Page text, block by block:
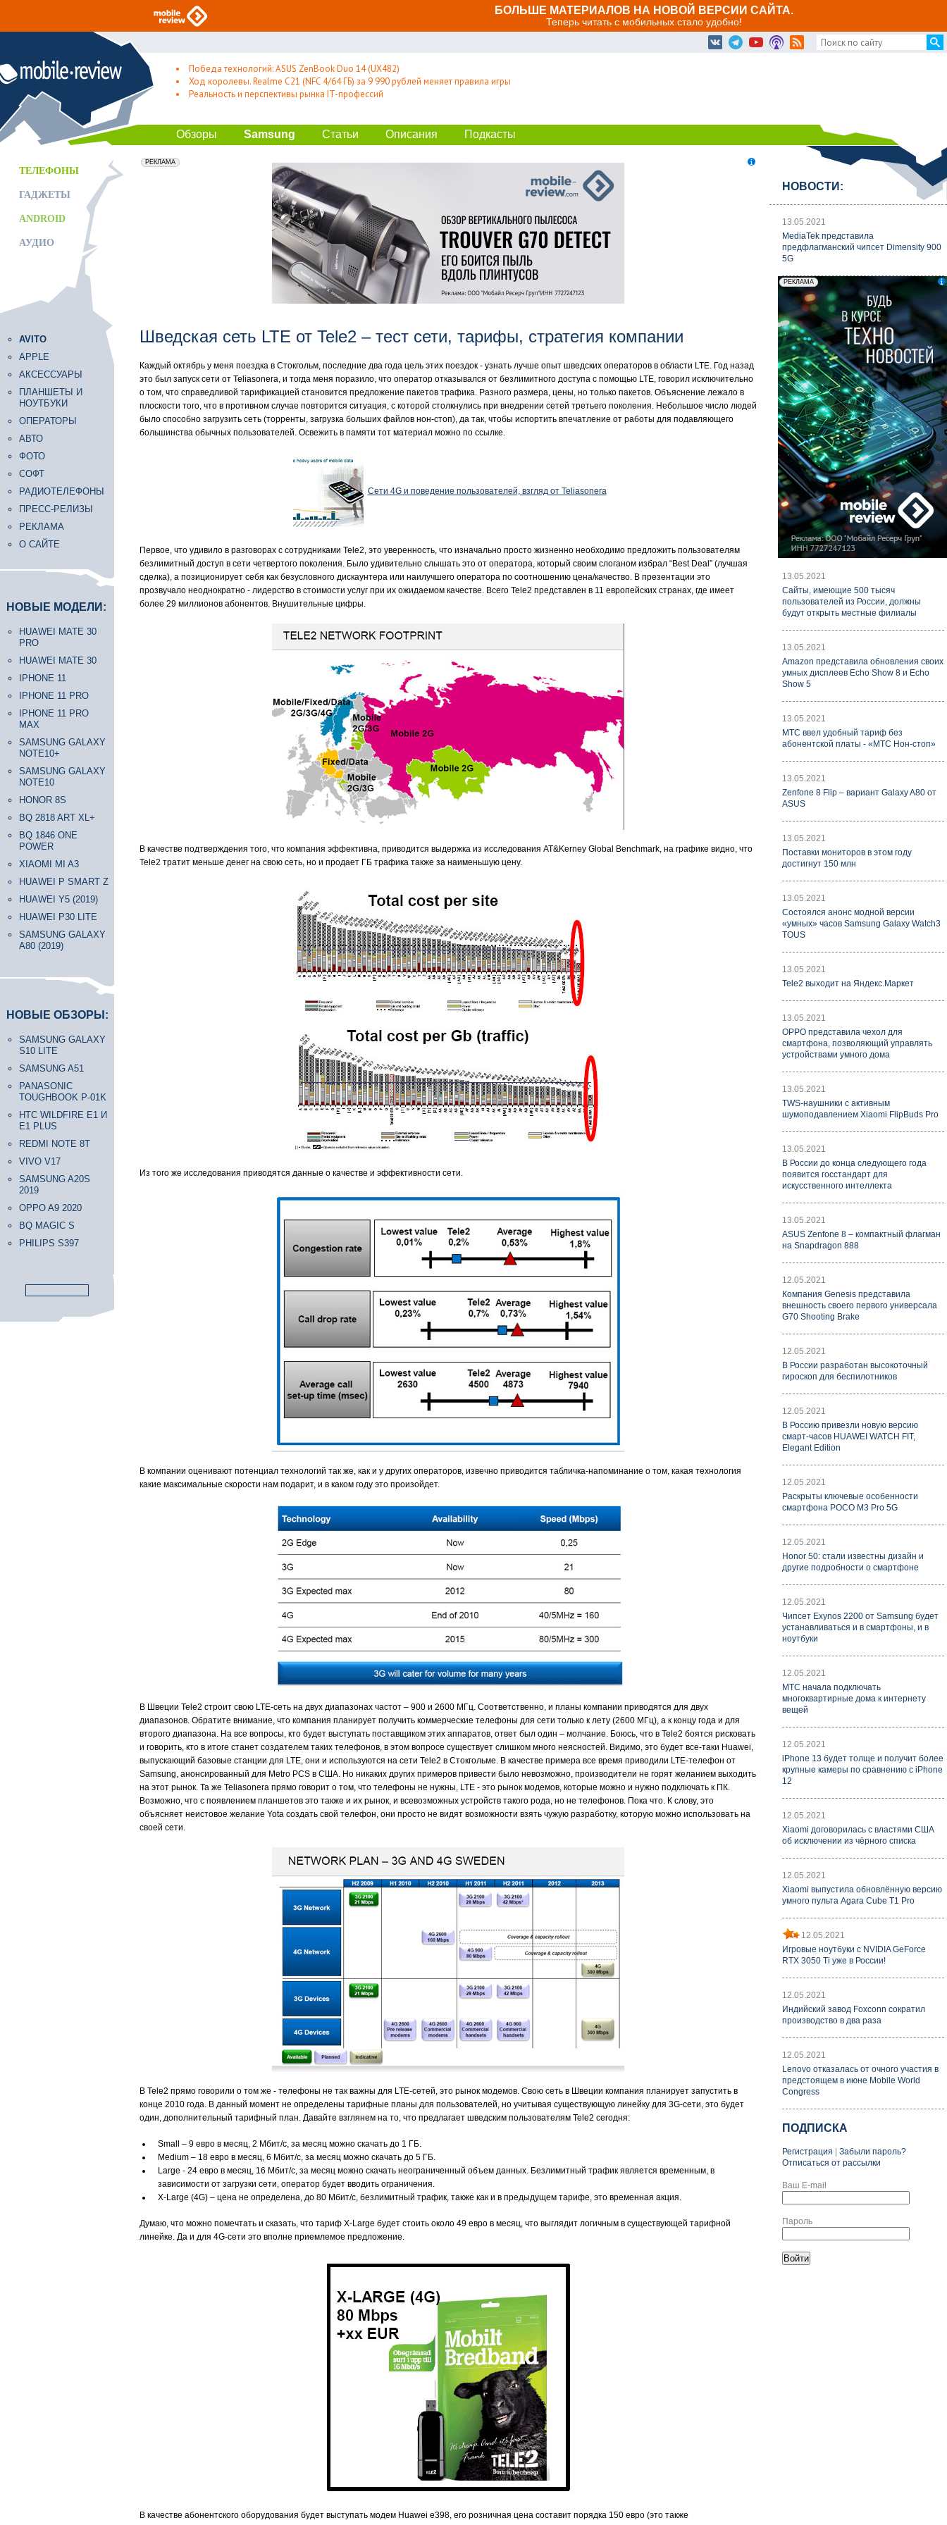
БОЛЬШЕ МАТЕРИАЛОВ НА НОВОЙ ВЕРСИИ САЙТА.
Теперь читать с мобильных стало удобно!
Победа технологий: ASUS ZenBook Duo 14 (UX482)
Ход королевы. Realme C21 (NFC 4/64 ГБ) за 9 990 рублей меняет правила игры
Реальность и перспективы рынка IT-профессий
Обзоры Samsung Статьи Описания Подкасты
ТЕЛЕФОНЫ
ГАДЖЕТЫ
ANDROID
АУДИО
AVITO
APPLE
АКСЕССУАРЫ
ПЛАНШЕТЫ И
НОУТБУКИ
ОПЕРАТОРЫ
АВТО
ФОТО
СОФТ
РАДИОТЕЛЕФОНЫ
ПРЕСС-РЕЛИЗЫ
РЕКЛАМА
О САЙТЕ
НОВЫЕ МОДЕЛИ:
HUAWEI MATE 30
PRO
HUAWEI MATE 30
IPHONE 11
IPHONE 11 PRO
IPHONE 11 PRO
MAX
SAMSUNG GALAXY
NOTE10+
SAMSUNG GALAXY
NOTE10
HONOR 8S
BQ 2818 ART XL+
BQ 1846 ONE
POWER
XIAOMI MI A3
HUAWEI P SMART Z
HUAWEI Y5 (2019)
HUAWEI P30 LITE
SAMSUNG GALAXY
A80 (2019)
НОВЫЕ ОБЗОРЫ:
SAMSUNG GALAXY
S10 LITE
SAMSUNG A51
PANASONIC
TOUGHBOOK P-01K
HTC WILDFIRE E1 И
E1 PLUS
REDMI NOTE 8T
VIVO V17
SAMSUNG A20S
2019
OPPO A9 2020
BQ MAGIC S
PHILIPS S397
erid: 2VfnxxmNzs5
РЕКЛАМА
Шведская сеть LTE от Tele2 – тест сети, тарифы, стратегия компании
Каждый октябрь у меня поездка в Стокгольм, последние два года цель этих поездок - узнать лучше опыт шведских операторов в области LTE. Год назад
это был запуск сети от Teliasonera, и тогда меня поразило, что оператор отказывался от безлимитного доступа с помощью LTE, говорил исключительно
о том, что справедливой тарификацией становится предложение пакетов трафика. Разного размера, цены, но только пакетов. Объяснение лежало в
плоскости того, что в противном случае повторится ситуация, с которой столкнулись при внедрении сетей третьего поколения. Небольшое число людей
было способно загрузить сеть (торренты, загрузка больших файлов нон-стоп), да так, чтобы испортить впечатление от работы для подавляющего
большинства обычных пользователей. Освежить в памяти тот материал можно по ссылке.
Сети 4G и поведение пользователей, взгляд от Teliasonera
Первое, что удивило в разговорах с сотрудниками Tele2, это уверенность, что изначально просто жизненно необходимо предложить пользователям
безлимитный доступ в сети четвертого поколения. Было удивительно слышать это от оператора, который своим слоганом избрал “Best Deal” (лучшая
сделка), а позиционирует себя как безусловного дискаунтера или наилучшего оператора по соотношению цена/качество. В презентации это
прозвучало неоднократно - лидерство в стоимости услуг при их ожидаемом качестве. Всего Tele2 представлен в 11 европейских странах, где имеет
более 29 миллионов абонентов. Внушительные цифры.
В качестве подтверждения того, что компания эффективна, приводится выдержка из исследования AT&Kerney Global Benchmark, на графике видно, что
Tele2 тратит меньше денег на свою сеть, но и продает ГБ трафика также за наименьшую цену.
Из того же исследования приводятся данные о качестве и эффективности сети.
В компании оценивают потенциал технологий так же, как и у других операторов, извечно приводится табличка-напоминание о том, какая технология
какие максимальные скорости нам подарит, и в каком году это произойдет.
В Швеции Tele2 строит свою LTE-сеть на двух диапазонах частот – 900 и 2600 МГц. Соответственно, и планы компании приводятся для двух
диапазонов. Обратите внимание, что компания планирует получить коммерческие телефоны для сети только к лету (2600 МГц), а к концу года и для
второго диапазона. На все вопросы, кто будет выступать поставщиком этих аппаратов, ответ был один – молчание. Боюсь, что в Tele2 боятся рисковать
и говорить, кто в итоге станет создателем таких телефонов, в этом вопросе существует слишком много неясностей. Видимо, это будет все-таки Huawei,
выпускающий базовые станции для LTE, они и используются на сети Tele2 в Стокгольме. В качестве примера все время приводили LTE-телефон от
Samsung, анонсированный для Metro PCS в США. Но никаких других примеров привести было невозможно, производители не горят желанием выходить
на этот рынок. Та же Teliasonera прямо говорит о том, что телефоны не нужны, LTE - это рынок модемов, которые можно и нужно подключать к ПК.
Возможно, что с появлением планшетов это также и их рынок, и всевозможных устройств такого рода, но не телефонов. Пока что. К слову, это
объясняет неистовое желание Yota создать свой телефон, они просто не видят возможности взять чужую разработку, которую можно использовать на
своей сети.
В Tele2 прямо говорили о том же - телефоны не так важны для LTE-сетей, это рынок модемов. Свою сеть в Швеции компания планирует запустить в
конце 2010 года. В данный момент не определены тарифные планы для пользователей, но учитывая существующую линейку для 3G-сети, это будет
один, дополнительный тарифный план. Давайте взглянем на то, что предлагает шведским пользователям Tele2 сегодня:
Small – 9 евро в месяц, 2 Мбит/c, за месяц можно скачать до 1 ГБ.
Medium – 18 евро в месяц, 6 Мбит/c, за месяц можно скачать до 5 ГБ.
Large - 24 евро в месяц, 16 Мбит/c, за месяц можно скачать неограниченный объем данных. Безлимитный трафик является временным, в
зависимости от загрузки сети, оператор будет вводить ограничения.
X-Large (4G) – цена не определена, до 80 Мбит/с, безлимитный трафик, также как и в предыдущем тарифе, это временная акция.
Думаю, что можно помечтать и сказать, что тариф X-Large будет стоить около 49 евро в месяц, что выглядит логичным в существующей тарифной
линейке. Да и для 4G-сети это вполне приемлемое предложение.
В качестве абонентского оборудования будет выступать модем Huawei e398, его розничная цена составит порядка 150 евро (это также
НОВОСТИ:
13.05.2021
MediaTek представила
предфлагманский чипсет Dimensity 900
5G
13.05.2021
Cайты, имеющие 500 тысяч
пользователей из России, должны
будут открыть местные филиалы
13.05.2021
Amazon представила обновления своих
умных дисплеев Echo Show 8 и Echo
Show 5
13.05.2021
МТС ввел удобный тариф без
абонентской платы - «МТС Нон-стоп»
13.05.2021
Zenfone 8 Flip – вариант Galaxy A80 от
ASUS
13.05.2021
Поставки мониторов в этом году
достигнут 150 млн
13.05.2021
Состоялся анонс модной версии
«умных» часов Samsung Galaxy Watch3
TOUS
13.05.2021
Tele2 выходит на Яндекс.Маркет
13.05.2021
OPPO представила чехол для
смартфона, позволяющий управлять
устройствами умного дома
13.05.2021
TWS-наушники с активным
шумоподавлением Xiaomi FlipBuds Pro
13.05.2021
В России до конца следующего года
появится госстандарт для
искусственного интеллекта
13.05.2021
ASUS Zenfone 8 – компактный флагман
на Snapdragon 888
12.05.2021
Компания Genesis представила
внешность своего первого универсала
G70 Shooting Brake
12.05.2021
В России разработан высокоточный
гироскоп для беспилотников
12.05.2021
В Россию привезли новую версию
смарт-часов HUAWEI WATCH FIT,
Elegant Edition
12.05.2021
Раскрыты ключевые особенности
смартфона POCO M3 Pro 5G
12.05.2021
Honor 50: стали известны дизайн и
другие подробности о смартфоне
12.05.2021
Чипсет Exynos 2200 от Samsung будет
устанавливаться и в смартфоны, и в
ноутбуки
12.05.2021
МТС начала подключать
многоквартирные дома к интернету
вещей
12.05.2021
iPhone 13 будет толще и получит более
крупные камеры по сравнению с iPhone
12
12.05.2021
Xiaomi договорилась с властями США
об исключении из чёрного списка
12.05.2021
Xiaomi выпустила обновлённую версию
умного пульта Agara Cube T1 Pro
12.05.2021
Игровые ноутбуки с NVIDIA GeForce
RTX 3050 Ti уже в России!
12.05.2021
Индийский завод Foxconn сократил
производство в два раза
12.05.2021
Lenovo отказалась от очного участия в
предстоящем в июне Mobile World
Congress
ПОДПИСКА
Регистрация
Забыли пароль?
Отписаться от рассылки
Ваш E-mail
Пароль